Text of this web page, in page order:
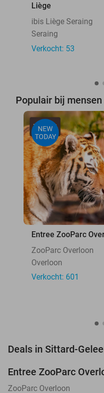
Liège
ibis Liège Seraing
Seraing
Verkocht: 53
Populair bij
NEW
TODAY
Entree ZooParc
ZooParc Overloon
Overloon
Verkocht: 601
Deals in Sittard-
TODAY
Entree ZooParc
ZooParc Overloon